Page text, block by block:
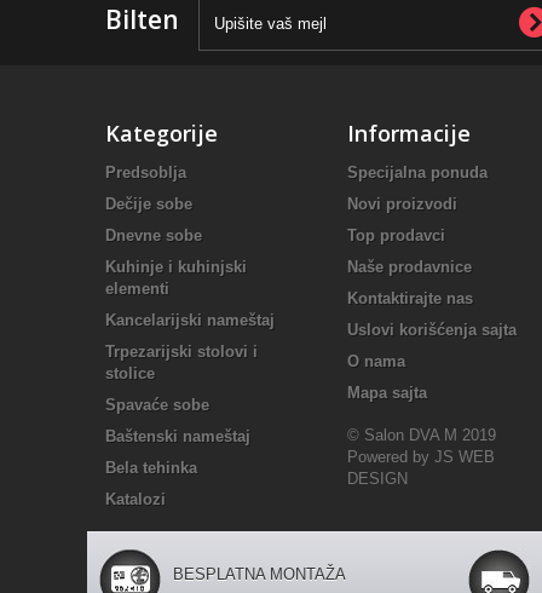
Bilten
Kategorije
Predsoblja
Dečije sobe
Dnevne sobe
Kuhinje i kuhinjski
elementi
Kancelarijski nameštaj
Trpezarijski stolovi i
stolice
Spavaće sobe
Baštenski nameštaj
Bela tehinka
Katalozi
Informacije
Specijalna ponuda
Novi proizvodi
Top prodavci
Naše prodavnice
Kontaktirajte nas
Uslovi korišćenja sajta
O nama
Mapa sajta
© Salon DVA M 2019
Powered by JS WEB
DESIGN
BESPLATNA MONTAŽA